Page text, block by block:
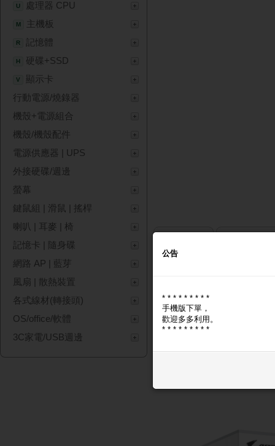
U 處理器 CPU
M 主機板
R 記憶體
H 硬碟+SSD
V
顯示卡
行動電源/燒錄器
機殼+電源組合
機殼/機殼配件
電源供應器 | UPS
外接硬碟/週邊
螢幕
鍵鼠組 | 滑鼠 | 搖桿
喇叭 | 耳麥 | 椅
記憶卡 | 隨身碟
網路 AP | 藍芽
風扇 | 散熱裝置
各式線材(轉接頭)
OS/office/軟體
3C家電/USB週邊
公告
* * * * * * * * *
手機版下單，
歡迎多多利用。
* * * * * * * * *